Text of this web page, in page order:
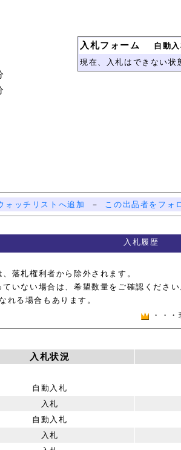
入札フォーム 自動
現在、入札はできない状
ォッチリストへ追加 － この出品者をフォ
入札履歴
落札権利者から除外されます。
いない場合は、希望数量をご確認ください
る場合もあります。
・・
入札状況
自動入札
入札
自動入札
入札